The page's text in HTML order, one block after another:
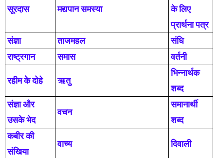
सूरदास मद्यपान समस्या
के लिए
प्रार्थना पत्र
संज्ञा
ताजमहल
संधि
राष्ट्रगान
समास वर्तनी
रहीम के दोहे ऋतु
भिन्नार्थक
शब्द
संज्ञा और
उसके भेद
वचन
समानार्थी
शब्द
कबीर की
संखिया
वाच्य दिवाली